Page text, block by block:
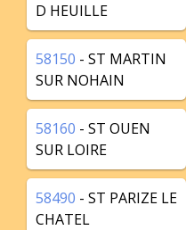
D HEUILLE
58150 - ST MARTIN
SUR NOHAIN
58160 - ST OUEN
SUR LOIRE
58490 - ST PARIZE LE
CHATEL